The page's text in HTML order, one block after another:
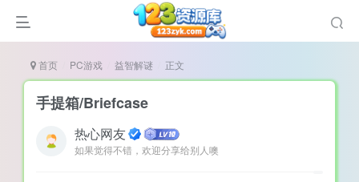
首页 PC游戏 益智解谜 正文
手提箱/Briefcase
热心网友
如果觉得不错，欢迎分享给别人噢